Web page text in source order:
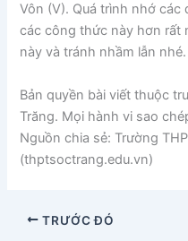
Vôn (V). Quá trình nhớ
các công thức này hơn rất
này và tránh nhầm lẫn nhé.
Bản quyền bài viết thuộc
Trăng. Mọi hành vi sao
Nguồn chia sẻ: Trường
(thptsoctrang.edu.vn)
TRƯỚC ĐÓ